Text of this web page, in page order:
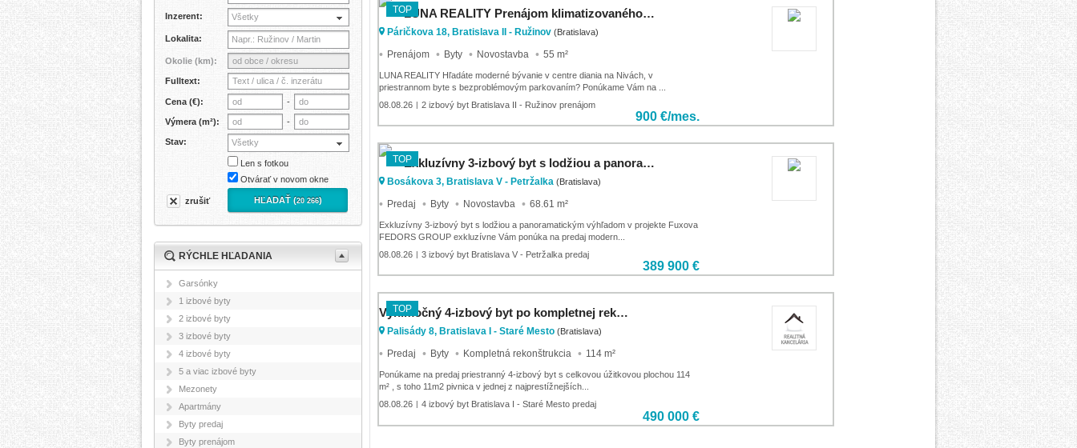
TOP LUNA REALITY Prenájom klimatizovaného zariadeného 2 – izbového bytu ZWIRN, výhľad vnútroblok
Páričkova 18, Bratislava II - Ružinov (Bratislava)
Prenájom Byty Novostavba 55 m²
LUNA REALITY Hľadáte moderné bývanie v centre diania na Nivách, v
priestrannom byte s bezproblémovým parkovaním? Ponúkame Vám na ...
08.08.26 | 2 izbový byt Bratislava II - Ružinov prenájom
900 €/mes.
TOP Exkluzívny 3-izbový byt s lodžiou a panoramatickým výhľadom v projekte Fuxova
Bosákova 3, Bratislava V - Petržalka (Bratislava)
Predaj Byty Novostavba 68.61 m²
Exkluzívny 3-izbový byt s lodžiou a panoramatickým výhľadom v projekte Fuxova
FEDORS GROUP exkluzívne Vám ponúka na predaj modern...
08.08.26 | 3 izbový byt Bratislava V - Petržalka predaj
389 900 €
TOP Výnimočný 4-izbový byt po kompletnej rekonštrukcii, ul. Palisády
Palisády 8, Bratislava I - Staré Mesto (Bratislava)
Predaj Byty Kompletná rekonštrukcia 114 m²
Ponúkame na predaj priestranný 4-izbový byt s celkovou úžitkovou plochou 114
m² , s toho 11m2 pivnica v jednej z najprestížnejších...
08.08.26 | 4 izbový byt Bratislava I - Staré Mesto predaj
490 000 €
Inzerent: Všetky
Lokalita:
Okolie (km):
Fulltext:
Cena (€): -
Výmera (m²): -
Stav: Všetky
Len s fotkou
Otvárať v novom okne
zrušiť HĽADAŤ (20 266)
RÝCHLE HĽADANIA
Garsónky
1 izbové byty
2 izbové byty
3 izbové byty
4 izbové byty
5 a viac izbové byty
Mezonety
Apartmány
Byty predaj
Byty prenájom